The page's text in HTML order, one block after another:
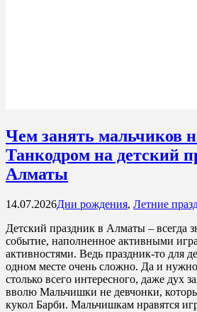
Чем занять мальчиков
Танкодром на детский
Алматы
14.07.2026Дни рождения, Летние
Детский праздник в Алматы – всегда
событие, наполненное активными
активностями. Ведь праздник-то для
одном месте очень сложно. Да и нужно
столько всего интересного, даже дух
вволю Мальчишки не девчонки,
кукол Барби. Мальчишкам нравятся